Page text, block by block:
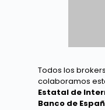
inmobiliario del